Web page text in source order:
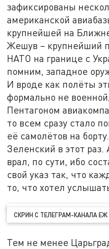
зафиксированы
американской
крупнейшей на
Жешув – крупнейший
НАТО на границе с
помним, западное
И вроде как полёты
формально не
Пентагоном
то всем сразу стало
её самолётов на
Зеленский в этот
врал, по сути, ибо
свой указ так, что
то, что хотел
СКРИН С ТЕЛЕГРАМ-КАНАЛА ЕЖ
Тем не менее